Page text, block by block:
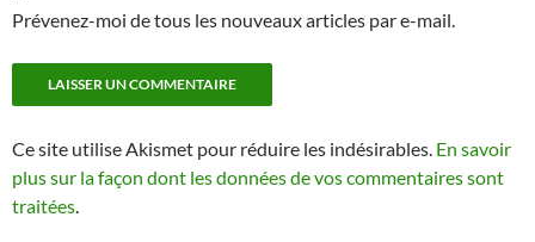
Prévenez-moi de tous les nouveaux articles par e-mail.
Ce site utilise Akismet pour réduire les indésirables. En savoir
plus sur la façon dont les données de vos commentaires sont
traitées.